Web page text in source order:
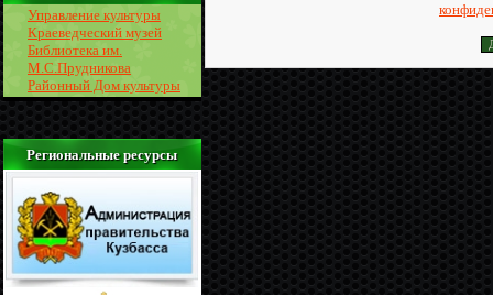
Управление культуры
Краеведческий музей
Библиотека им.
М.С.Прудникова
Районный Дом культуры
Региональные ресурсы